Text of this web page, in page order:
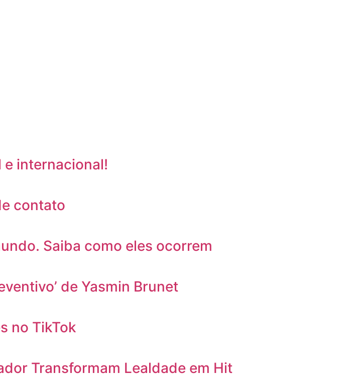
e internacional!
contato
Saiba como eles ocorrem
de Yasmin Brunet
no TikTok
Transformam Lealdade em Hit